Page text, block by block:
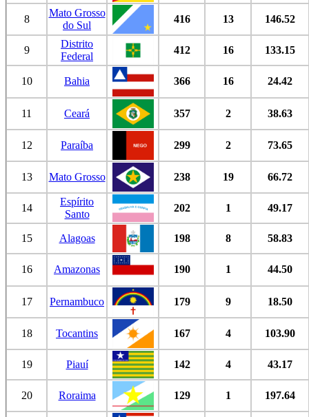
8
Mato Grosso
do Sul
416 13 146.52
9
Distrito
Federal
412 16 133.15
10 Bahia 366 16 24.42
11 Ceará 357 2 38.63
12 Paraíba 299 2 73.65
13 Mato Grosso 238 19 66.72
14
Espírito
Santo
202 1 49.17
15 Alagoas 198 8 58.83
16 Amazonas 190 1 44.50
17 Pernambuco 179 9 18.50
18 Tocantins 167 4 103.90
19 Piauí 142 4 43.17
20 Roraima 129 1 197.64